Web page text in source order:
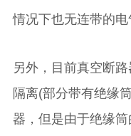
情况下也无连带的电
另外，目前真空断
隔离(部分带有绝缘
器，但是由于绝缘